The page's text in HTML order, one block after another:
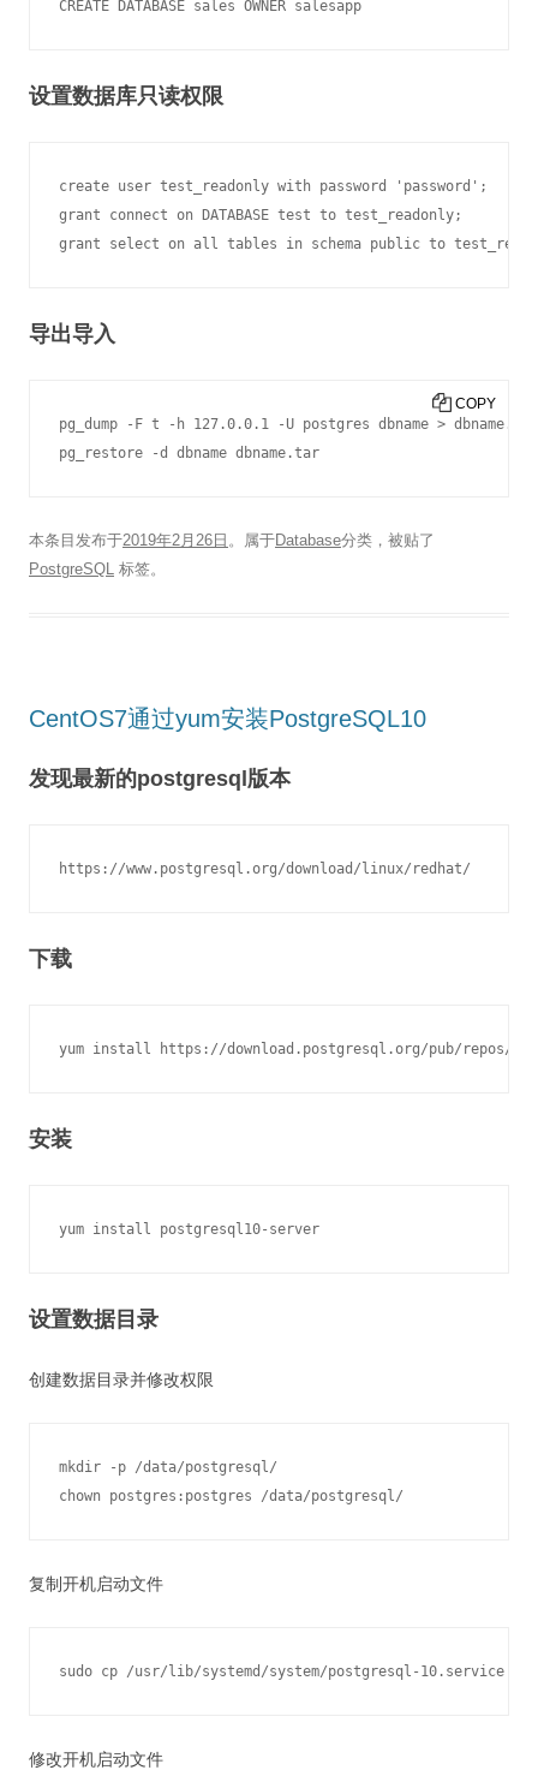
设置数据库只读权限
create user test_readonly with password 'password';
grant connect on DATABASE test to test_readonly;
grant select on all tables in schema public to
导出导入
pg_dump -F t -h 127.0.0.1 -U postgres dbname > dbname.tar
pg_restore -d dbname dbname.tar
COPY
本条目发布于2019年2月26日 。属于Database分类，被贴了
PostgreSQL 标签。
CentOS7通过yum安装PostgreSQL10
发现最新的postgresql版本
下载
安装
设置数据目录
创建数据目录并修改权限
mkdir -p /data/postgresql/
复制开机启动文件
修改开机启动文件